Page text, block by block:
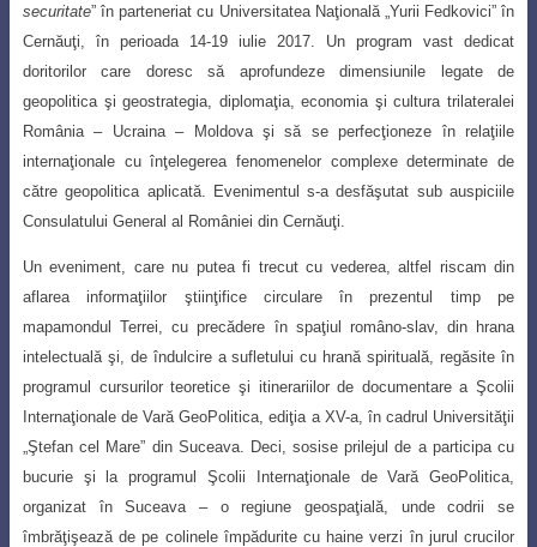
securitate” în parteneriat cu Universitatea Naţională „Yurii Fedkovici” în
Cernăuţi, în perioada 14-19 iulie 2017. Un program vast dedicat
doritorilor care doresc să aprofundeze dimensiunile legate de
geopolitica şi geostrategia, diplomaţia, economia şi culturatrilateralei
România – Ucraina– Moldova şi să se perfecţioneze în relaţiile
internaţionale cu înţelegerea fenomenelor complexe determinate de
către geopolitica aplicată. Evenimentul s-a desfăşutat sub auspiciile
Consulatului General al României din Cernăuţi.
Un eveniment, care nu putea fi trecut cu vederea, altfel riscam din
aflarea informaţiilor ştiinţifice circulare în prezentul timp pe
mapamondul Terrei, cu precădere în spaţiul româno-slav, din hrana
intelectuală şi, de îndulcire a sufletului cu hrană spirituală, regăsite în
programul cursurilor teoretice şi itinerariilor de documentare a Şcolii
Internaţionale de Vară GeoPolitica, ediţia a XV-a, în cadrul Universităţii
„Ştefan cel Mare” din Suceava. Deci, sosise prilejul de a participa cu
bucurie şi la programul Şcolii Internaţionale de Vară GeoPolitica,
organizat în Suceava – o regiune geospaţială, unde codrii se
îmbrăţişează de pe colinele împădurite cu haine verzi în jurul crucilor